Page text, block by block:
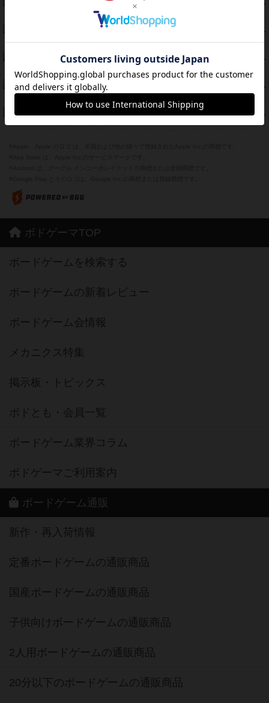
PT
1件の投稿
PT
スターマイン・ラミー ポケット
PT
PT
スーパーストア3000
紹介文なし 1件の投稿
37 PT
ボドゲーマTOP
ボードゲームを検索する
ボードゲームの新着レビュー
ボードゲーム会情報
メカニクス特集
掲示板・トピックス
ボドとも・会員一覧
ボードゲーム業界コラム
ボドゲーマご利用案内
ボードゲーム通販
新作・再入荷情報
定番ボードゲームの通販商品
国産ボードゲームの通販商品
子供向けボードゲームの通販商品
2人用ボードゲームの通販商品
20分以下のボードゲームの通販商品